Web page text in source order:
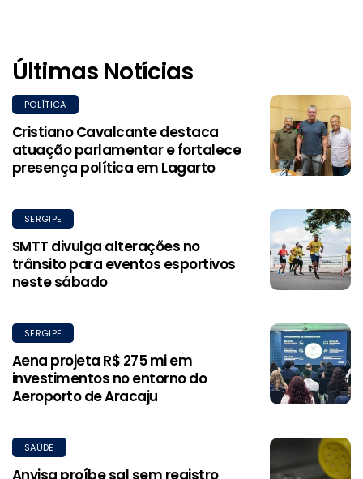
Últimas Notícias
POLÍTICA
Cristiano Cavalcante destaca
atuação parlamentar e fortalece
presença política em Lagarto
SERGIPE
SMTT divulga alterações no
trânsito para eventos esportivos
neste sábado
SERGIPE
Aena projeta R$ 275 mi em
investimentos no entorno do
Aeroporto de Aracaju
SAÚDE
Anvisa proíbe sal sem registro